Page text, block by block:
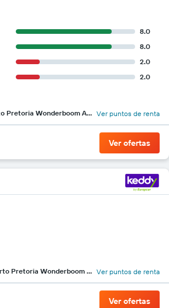
8.0
8.0
2.0
2.0
1 oficina en Aeropuerto Pretoria Wonderboom Apt. Ver puntos de renta
Ver ofertas
3 oficinas en Aeropuerto Pretoria Wonderboom Apt. Ver puntos de renta
Ver ofertas